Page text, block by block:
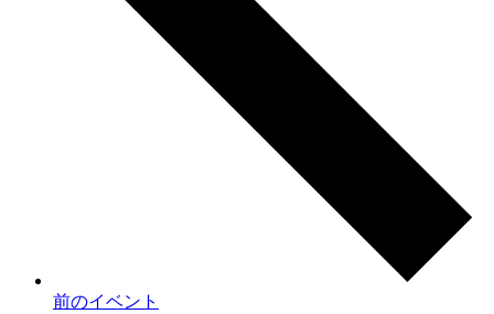
前のイベント